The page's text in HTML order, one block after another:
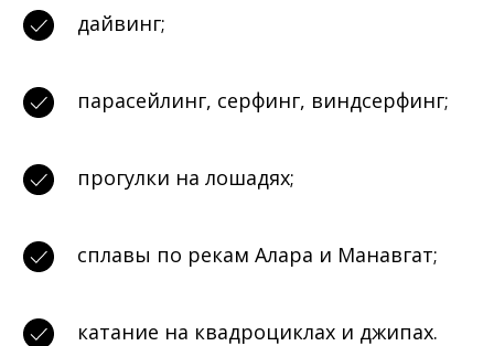
дайвинг;
парасейлинг, серфинг, виндсерфинг;
прогулки на лошадях;
сплавы по рекам Алара и Манавгат;
катание на квадроциклах и джипах.